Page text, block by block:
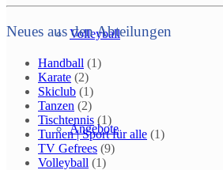
Volleyball
Angebote
Neues aus den Abteilungen
Handball (1)
Karate (2)
Skiclub (1)
Tanzen (2)
Tischtennis (1)
Turnen | Sport für alle (1)
TV Gefrees (9)
Volleyball (1)